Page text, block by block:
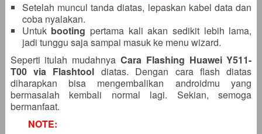
Setelah muncul tanda diatas, lepaskan kabel data dan
coba nyalakan.
Untuk booting pertama kali akan sedikit lebih lama,
jadi tunggu saja sampai masuk ke menu wizard.
Seperti itulah mudahnya Cara Flashing Huawei Y511-
T00 via Flashtool diatas. Dengan cara flash diatas
diharapkan bisa mengembalikan androidmu yang
bermasalah kembali normal lagi. Sekian, semoga
bermanfaat.
NOTE: